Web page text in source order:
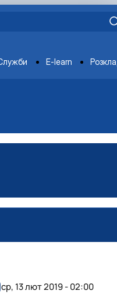
E-learn
ср, 13 лют 2019 - 02:00